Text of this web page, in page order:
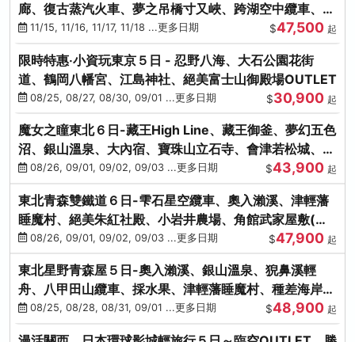
廊、復古蒸汽火車、夢之吊橋寸又峽、跨湖空中纜車、抹
茶體驗、三溪園
11/15, 11/16, 11/17, 11/18 ...更多日期 $47,500 起
限時特惠‧小資玩東京５日 - 忍野八海、大石公園花街
道、鶴岡八幡宮、江島神社、絕美富士山御殿場OUTLET
08/25, 08/27, 08/30, 09/01 ...更多日期 $30,900 起
魔女之瞳東北６日-藏王High Line、藏王御釜、夢幻五色
沼、銀山溫泉、大內宿、寶珠山立石寺、會津若松城、燒
肉吃到飽
08/26, 09/01, 09/02, 09/03 ...更多日期 $43,900 起
東北青森雙鐵道６日-雫石星空纜車、奧入瀨溪、津輕藩
睡魔村、絕美朱紅社殿、小岩井農場、角館武家屋敷(不
進免稅店)
08/26, 09/01, 09/02, 09/03 ...更多日期 $47,900 起
東北星野青森屋５日-奧入瀨溪、銀山溫泉、猊鼻溪輕
舟、八甲田山纜車、採水果、津輕藩睡魔村、種差海岸、
法式料理(不進免稅店)
08/25, 08/28, 08/31, 09/01 ...更多日期 $48,900 起